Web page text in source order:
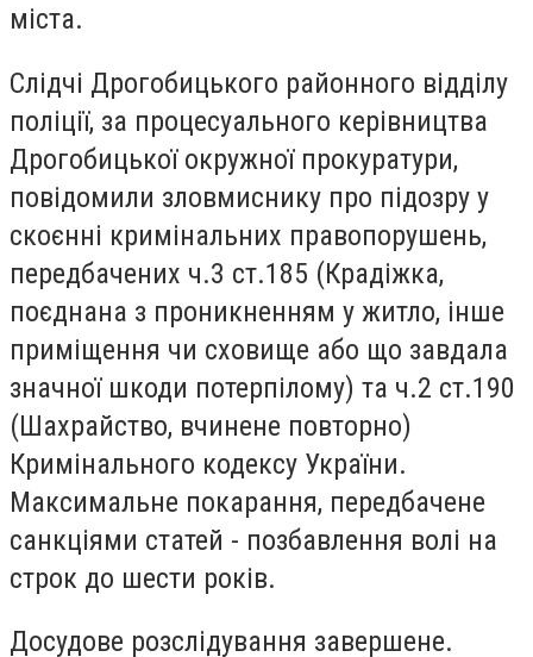
міста.
Слідчі Дрогобицького районного відділу
поліції, за процесуального керівництва
Дрогобицької окружної прокуратури,
повідомили зловмиснику про підозру у
скоєнні кримінальних правопорушень,
передбачених ч.3 ст.185 (Крадіжка,
поєднана з проникненням у житло, інше
приміщення чи сховище або що завдала
значної шкоди потерпілому) та ч.2 ст.190
(Шахрайство, вчинене повторно)
Кримінального кодексу України.
Максимальне покарання, передбачене
санкціями статей - позбавлення волі на
строк до шести років.
Досудове розслідування завершене.